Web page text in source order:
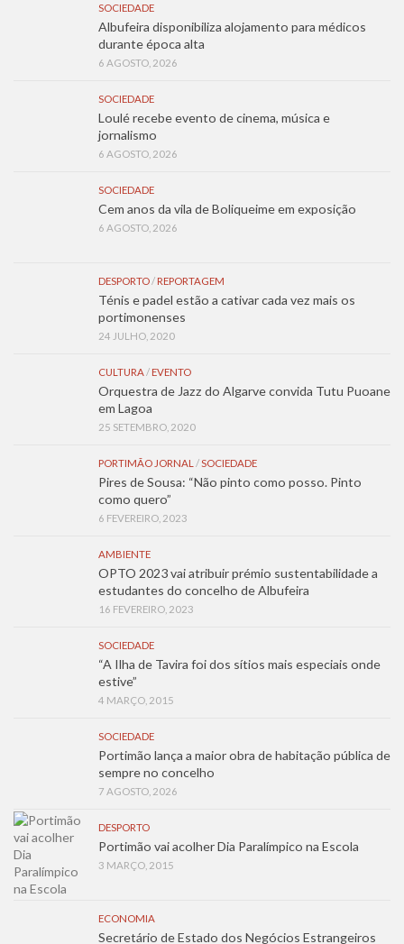
SOCIEDADE
Albufeira disponibiliza alojamento para médicos
durante época alta
6 AGOSTO, 2026
SOCIEDADE
Loulé recebe evento de cinema, música e
jornalismo
6 AGOSTO, 2026
SOCIEDADE
Cem anos da vila de Boliqueime em exposição
6 AGOSTO, 2026
DESPORTO/ REPORTAGEM
Ténis e padel estão a cativar cada vez mais os
portimonenses
24 JULHO, 2020
CULTURA/ EVENTO
Orquestra de Jazz do Algarve convida Tutu Puoane
em Lagoa
25 SETEMBRO, 2020
PORTIMÃO JORNAL /SOCIEDADE
Pires de Sousa: “Não pinto como posso. Pinto
como quero”
6 FEVEREIRO, 2023
AMBIENTE
OPTO 2023 vai atribuir prémio sustentabilidade a
estudantes do concelho de Albufeira
16 FEVEREIRO, 2023
SOCIEDADE
“A Ilha de Tavira foi dos sítios mais especiais onde
estive”
4 MARÇO, 2015
SOCIEDADE
Portimão lança a maior obra de habitação pública de
sempre no concelho
7 AGOSTO, 2026
DESPORTO
Portimão vai acolher Dia Paralímpico na Escola
3 MARÇO, 2015
ECONOMIA
Secretário de Estado dos Negócios Estrangeiros